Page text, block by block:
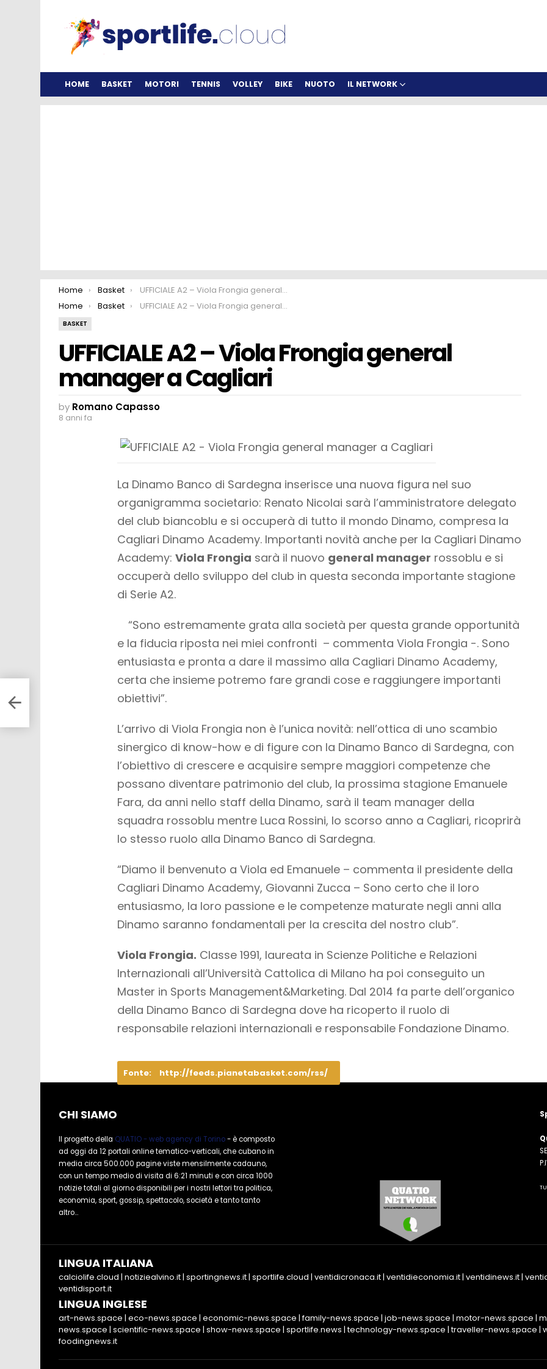
HOME BASKET MOTORI TENNIS VOLLEY BIKE NUOTO IL NETWORK
You are here:
Home Basket
UFFICIALE A2 – Viola Frongia general manager a Cagliari
You are here:
Home Basket UFFICIALE A2 – Viola Frongia general manager a Cagliari
BASKET
UFFICIALE A2 – Viola Frongia general
manager a Cagliari
by Romano Capasso
8 anni fa
La Dinamo Banco di Sardegna inserisce una nuova figura nel suo
organigramma societario: Renato Nicolai sarà l’amministratore delegato
del club biancoblu e si occuperà di tutto il mondo Dinamo, compresa la
Cagliari Dinamo Academy. Importanti novità anche per la Cagliari Dinamo
Academy: Viola Frongia sarà il nuovo general manager rossoblu e si
occuperà dello sviluppo del club in questa seconda importante stagione
di Serie A2.
“Sono estremamente grata alla società per questa grande opportunità
e la fiducia riposta nei miei confronti – commenta Viola Frongia -. Sono
entusiasta e pronta a dare il massimo alla Cagliari Dinamo Academy,
certa che insieme potremo fare grandi cose e raggiungere importanti
obiettivi”.
L’arrivo di Viola Frongia non è l’unica novità: nell’ottica di uno scambio
sinergico di know-how e di figure con la Dinamo Banco di Sardegna, con
l’obiettivo di crescere e acquisire sempre maggiori competenze che
possano diventare patrimonio del club, la prossima stagione Emanuele
Fara, da anni nello staff della Dinamo, sarà il team manager della
squadra rossoblu mentre Luca Rossini, lo scorso anno a Cagliari, ricoprirà
lo stesso ruolo alla Dinamo Banco di Sardegna.
“Diamo il benvenuto a Viola ed Emanuele – commenta il presidente della
Cagliari Dinamo Academy, Giovanni Zucca – Sono certo che il loro
entusiasmo, la loro passione e le competenze maturate negli anni alla
Dinamo saranno fondamentali per la crescita del nostro club”.
Viola Frongia. Classe 1991, laureata in Scienze Politiche e Relazioni
Internazionali all’Università Cattolica di Milano ha poi conseguito un
Master in Sports Management&Marketing. Dal 2014 fa parte dell’organico
della Dinamo Banco di Sardegna dove ha ricoperto il ruolo di
responsabile relazioni internazionali e responsabile Fondazione Dinamo.
Fonte: http://feeds.pianetabasket.com/rss/
CHI SIAMO
Il progetto della QUATIO - web agency di Torino- è composto
ad oggi da 12 portali online tematico-verticali, che cubano in
media circa 500.000 pagine viste mensilmente cadauno,
con un tempo medio di visita di 6:21 minuti e con circa 1000
notizie totali al giorno disponibili per i nostri lettori tra politica,
economia, sport, gossip, spettacolo, società e tanto tanto
altro...
LINGUA ITALIANA
calciolife.cloud | notiziealvino.it| sportingnews.it| sportlife.cloud | ventidicronaca.it| ventidieconomia.it| ventidinews.it|
ventidisport.it
LINGUA INGLESE
art-news.space | eco-news.space | economic-news.space |family-news.space | job-news.space | motor-news.space |
news.space | scientific-news.space | show-news.space | sportlife.news |technology-news.space |traveller-news.space |
foodingnews.it